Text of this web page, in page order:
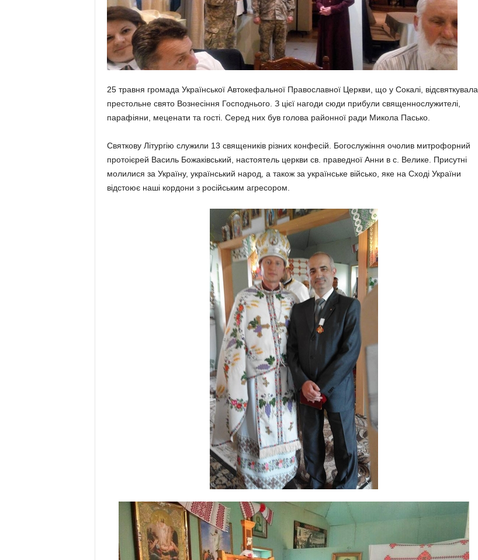
25 травня громада Української Автокефальної Православної Церкви, що у Сокалі, відсвяткувала
престольне свято Вознесіння Господнього. З цієї нагоди сюди прибули священнослужителі,
парафіяни, меценати та гості. Серед них був голова районної ради Микола Пасько.
Святкову Літургію служили 13 священиків різних конфесій. Богослужіння очолив митрофорний
протоієрей Василь Божаківський, настоятель церкви св. праведної Анни в с. Велике. Присутні
молилися за Україну, український народ, а також за українське військо, яке на Сході України
відстоює наші кордони з російським агресором.